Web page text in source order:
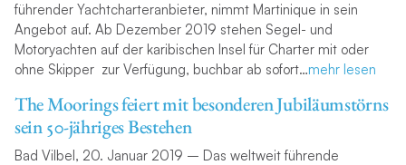
führender Yachtcharteranbieter, nimmt Martinique in sein
Angebot auf. Ab Dezember 2019 stehen Segel- und
Motoryachten auf der karibischen Insel für Charter mit oder
ohne Skipper zur Verfügung, buchbar ab sofort…mehr lesen
The Moorings feiert mit besonderen Jubiläumstörns
sein 50-jähriges Bestehen
Bad Vilbel, 20. Januar 2019 – Das weltweit führende